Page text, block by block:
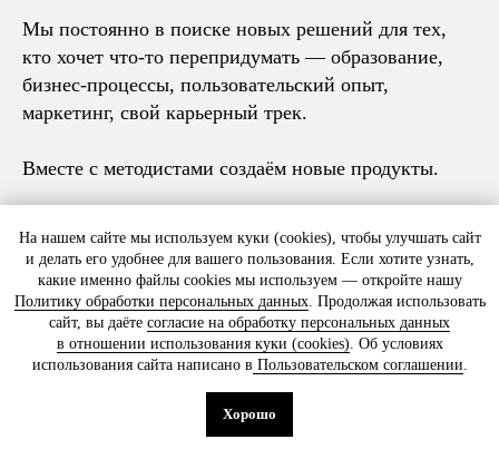
На нашем сайте мы используем куки (cookies), чтобы улучшать сайт
и делать его удобнее для вашего пользования. Если хотите узнать,
какие именно файлы cookies мы используем — откройте нашу
Политику обработки персональных данных. Продолжая использовать
сайт, вы даёте согласие на обработку персональных данных
в отношении использования куки (cookies). Об условиях
использования сайта написано в Пользовательском соглашении.
Хорошо
Мы постоянно в поиске новых решений для тех,
кто хочет что‑то перепридумать — образование,
бизнес-процессы, пользовательский опыт,
маркетинг, свой карьерный трек.
Вместе с методистами создаём новые продукты.
Согласен наобработку персональных
данныхна условияхПолитики
конфиденциальности
от ИКРЫ
Отправить
ООО «Школа ИКРА»
Москва, ул. Новослободская, 31с2